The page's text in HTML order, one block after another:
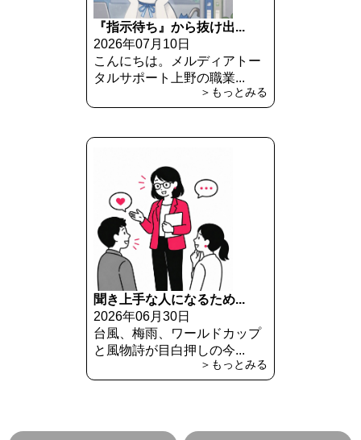
『指示待ち』から抜け出...
2026年07月10日
こんにちは。メルディアトー
タルサポート上野の職業...
＞もっとみる
聞き上手な人になるため...
2026年06月30日
台風、梅雨、ワールドカップ
と風物詩が目白押しの今...
＞もっとみる